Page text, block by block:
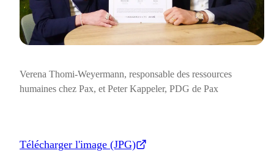
Verena Thomi-Weyermann, responsable des ressources
humaines chez Pax, et Peter Kappeler, PDG de Pax
Télécharger l'image (JPG)